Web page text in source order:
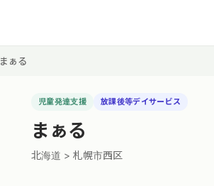
まぁる
児童発達支援 放課後等デイサービス
まぁる
北海道 > 札幌市西区